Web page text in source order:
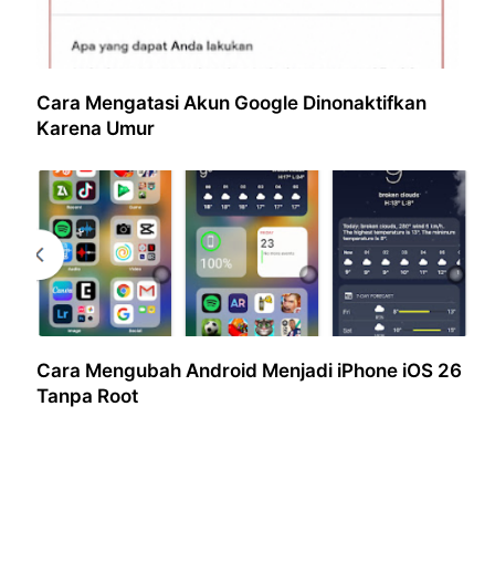
Cara Mengatasi Akun Google Dinonaktifkan
Karena Umur
Cara Mengubah Android Menjadi iPhone iOS 26
Tanpa Root